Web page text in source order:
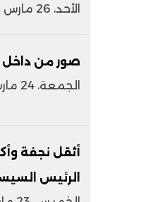
الأحد، 26 مارس 2023 11:56 م
صور من داخل
الجمعة، 24 مارس 2023 10:30 ص
أثقل نجفة
الرئيس السيسي له